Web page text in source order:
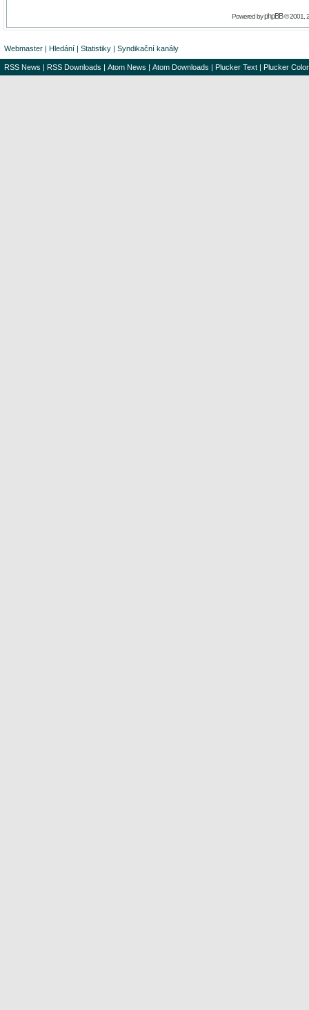
Powered byphpBB© 2001,
Webmaster | Hledání | Statistiky | Syndikační kanály
RSS News | RSS Downloads | Atom News | Atom Downloads | Plucker Text | Plucker Color